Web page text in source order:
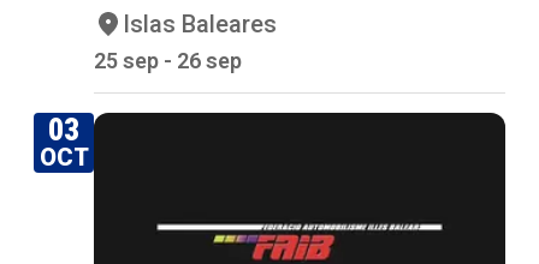
Islas Baleares
25 sep - 26 sep
03
OCT